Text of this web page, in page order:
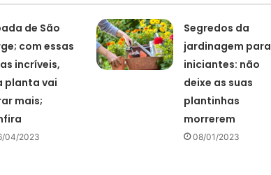
de São
com essas
incríveis,
planta vai
mais;
04/2023
Segredos da
jardinagem para
iniciantes: não
deixe as suas
plantinhas
morrerem
08/01/2023